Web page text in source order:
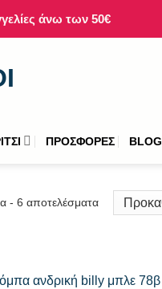
άνω των 50€
ΠΡΟΣΦΟΡΕΣ BLOG
- 6 αποτελέσματα